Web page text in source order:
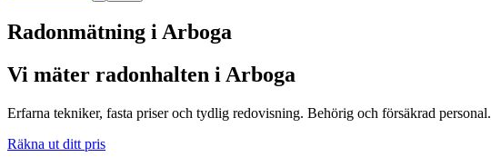
Radonmätning i Arboga
Vi mäter radonhalten i Arboga
Erfarna tekniker, fasta priser och tydlig redovisning. Behörig och försäkrad personal.
Räkna ut ditt pris